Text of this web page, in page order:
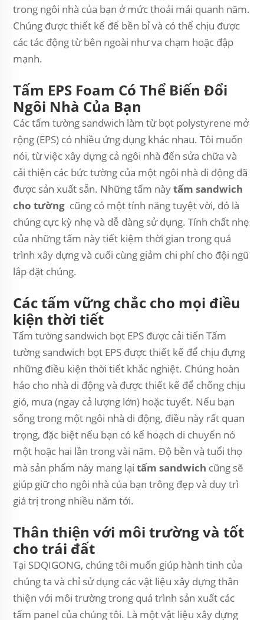
trong ngôi nhà của bạn ở mức thoải mái quanh năm.
Chúng được thiết kế để bền bỉ và có thể chịu được
các tác động từ bên ngoài như va chạm hoặc đập
mạnh.
Tấm EPS Foam Có Thể Biến Đổi
Ngôi Nhà Của Bạn
Các tấm tường sandwich làm từ bọt polystyrene mở
rộng (EPS) có nhiều ứng dụng khác nhau. Tôi muốn
nói, từ việc xây dựng cả ngôi nhà đến sửa chữa và
cải thiện các bức tường của một ngôi nhà di động đã
được sản xuất sẵn. Những tấm nàytấm sandwich
cho tường cũng có một tính năng tuyệt vời, đó là
chúng cực kỳ nhẹ và dễ dàng sử dụng. Tính chất nhẹ
của những tấm này tiết kiệm thời gian trong quá
trình xây dựng và cuối cùng giảm chi phí cho đội ngũ
lắp đặt chúng.
Các tấm vững chắc cho mọi điều
kiện thời tiết
Tấm tường sandwich bọt EPS được cải tiến Tấm
tường sandwich bọt EPS được thiết kế để chịu đựng
những điều kiện thời tiết khắc nghiệt. Chúng hoàn
hảo cho nhà di động và được thiết kế để chống chịu
gió, mưa (ngay cả lượng lớn) hoặc tuyết. Nếu bạn
sống trong một ngôi nhà di động, điều này rất quan
trọng, đặc biệt nếu bạn có kế hoạch di chuyển nó
một hoặc hai lần trong vài năm. Độ bền và tuổi thọ
mà sản phẩm này mang lại tấm sandwich cũng sẽ
giúp giữ cho ngôi nhà của bạn trông đẹp và duy trì
giá trị trong nhiều năm tới.
Thân thiện với môi trường và tốt
cho trái đất
Tại SDQIGONG, chúng tôi muốn giúp hành tinh của
chúng ta và chỉ sử dụng các vật liệu xây dựng thân
thiện với môi trường trong quá trình sản xuất các
tấm panel của chúng tôi. Là một vật liệu xây dựng